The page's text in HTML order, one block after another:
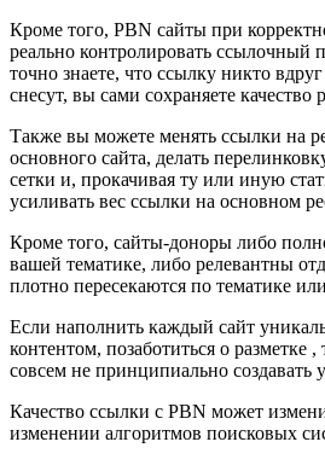
Кроме того, PBN сайты при
реально контролировать ссылочный
точно знаете, что ссылку никто
снесут, вы сами сохраняете качество
Также вы можете менять ссылки на
основного сайта, делать
сетки и, прокачивая ту или иную
усиливать вес ссылки на основном
Кроме того, сайты-доноры либо
вашей тематике, либо релевантны
плотно пересекаются по тематике
Если наполнить каждый сайт
контентом, позаботиться о разметке ,
совсем не принципиально создавать
Качество ссылки с PBN может
изменении алгоритмов поисковых